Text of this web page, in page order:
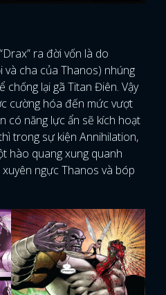
ra đời vốn là do
và cha của Thanos) nhúng
chống lại gã Titan Điên. Vậy
cường hóa đến mức vượt
có năng lực ẩn sẽ kích hoạt
trong sự kiện Annihilation,
hào quang xung quanh
ngực Thanos và bóp